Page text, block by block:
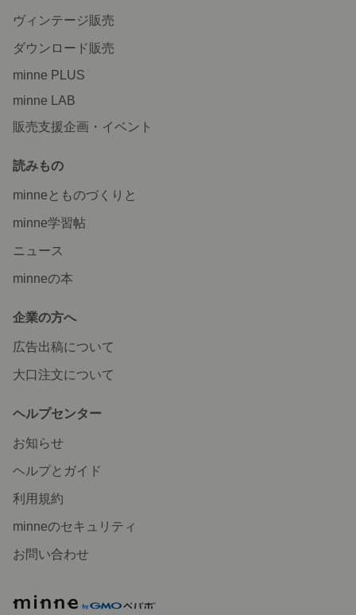
ヴィンテージ販売
ダウンロード販売
minne PLUS
minne LAB
販売支援企画・イベント
読みもの
minneとものづくりと
minne学習帖
ニュース
minneの本
企業の方へ
広告出稿について
大口注文について
ヘルプセンター
お知らせ
ヘルプとガイド
利用規約
minneのセキュリティ
お問い合わせ